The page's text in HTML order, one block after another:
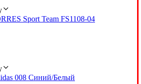
Sport Team FS1108-04
008 Синий/Белый